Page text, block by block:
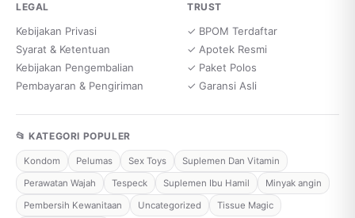
LEGAL
Kebijakan Privasi
Syarat & Ketentuan
Kebijakan Pengembalian
Pembayaran & Pengiriman
TRUST
✓ BPOM Terdaftar
✓ Apotek Resmi
✓ Paket Polos
✓ Garansi Asli
📂 KATEGORI POPULER
Kondom Pelumas Sex Toys
Suplemen Dan Vitamin
Perawatan Wajah
Tespeck Suplemen Ibu Hamil
Minyak angin
Pembersih Kewanitaan
Uncategorized
Tissue Magic